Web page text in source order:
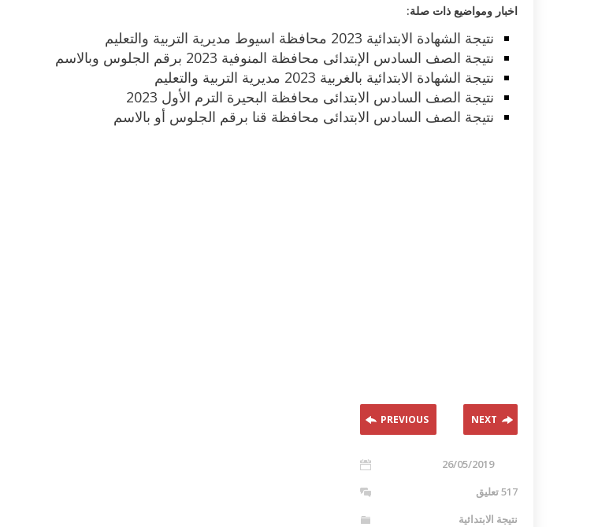
اخبار ومواضيع ذات صلة:
نتيجة الشهادة الابتدائية 2023 محافظة اسيوط مديرية التربية والتعليم
نتيجة الصف السادس الإبتدائى محافظة المنوفية 2023 برقم الجلوس وبالاسم
نتيجة الشهادة الابتدائية بالغربية 2023 مديرية التربية والتعليم
نتيجة الصف السادس الابتدائى محافظة البحيرة الترم الأول 2023
نتيجة الصف السادس الابتدائى محافظة قنا برقم الجلوس أو بالاسم
PREVIOUS NEXT
26/05/2019
517 تعليق
نتيجة الابتدائية